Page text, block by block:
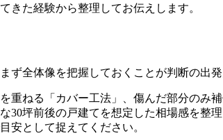
きた経験から整理してお伝えします。
ず全体像を把握しておくことが判断の出発
重ねる「カバー工法」、傷んだ部分のみ
坪前後の戸建てを想定した相場感を整
安として捉えてください。